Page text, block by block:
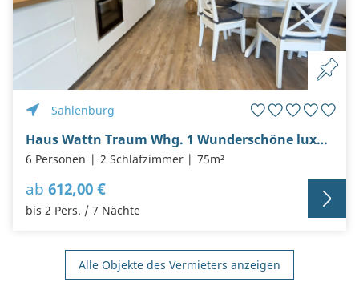
Sahlenburg
Haus Wattn Traum Whg. 1 Wunderschöne luxuriöse Ferienwohnung für bis zu 6 Personen
6 Personen 2 Schlafzimmer 75m²
ab 612,00 €
bis 2 Pers. / 7 Nächte
Alle Objekte des Vermieters anzeigen